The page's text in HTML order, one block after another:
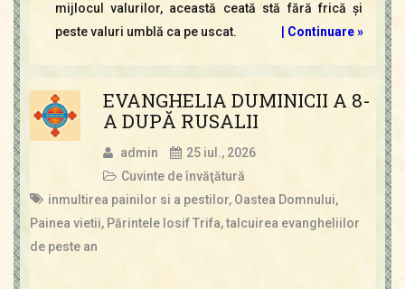
mijlocul valurilor, această ceată stă fără frică şi
peste valuri umblă ca pe uscat.
Continuare »
EVANGHELIA DUMINICII A 8-
A DUPĂ RUSALII
admin
25 iul., 2026
Cuvinte de învăţătură
inmultirea painilor si a pestilor, Oastea Domnului,
Painea vietii, Părintele Iosif Trifa,talcuirea evangheliilor
de peste an